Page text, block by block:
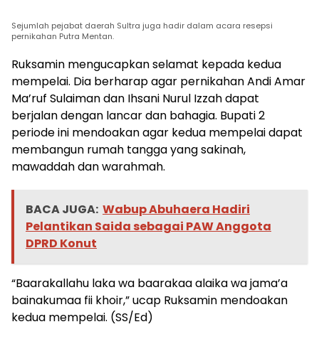
Sejumlah pejabat daerah Sultra juga hadir dalam acara resepsi
pernikahan Putra Mentan.
Ruksamin mengucapkan selamat kepada kedua
mempelai. Dia berharap agar pernikahan Andi Amar
Ma’ruf Sulaiman dan Ihsani Nurul Izzah dapat
berjalan dengan lancar dan bahagia. Bupati 2
periode ini mendoakan agar kedua mempelai dapat
membangun rumah tangga yang sakinah,
mawaddah dan warahmah.
BACA JUGA: Wabup Abuhaera Hadiri
Pelantikan Saida sebagai PAW Anggota
DPRD Konut
“Baarakallahu laka wa baarakaa alaika wa jama’a
bainakumaa fii khoir,” ucap Ruksamin mendoakan
kedua mempelai. (SS/Ed)